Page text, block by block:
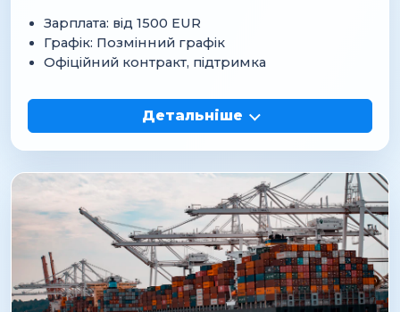
Зарплата: від 1500 EUR
Графік: Позмінний графік
Офіційний контракт, підтримка
Детальніше